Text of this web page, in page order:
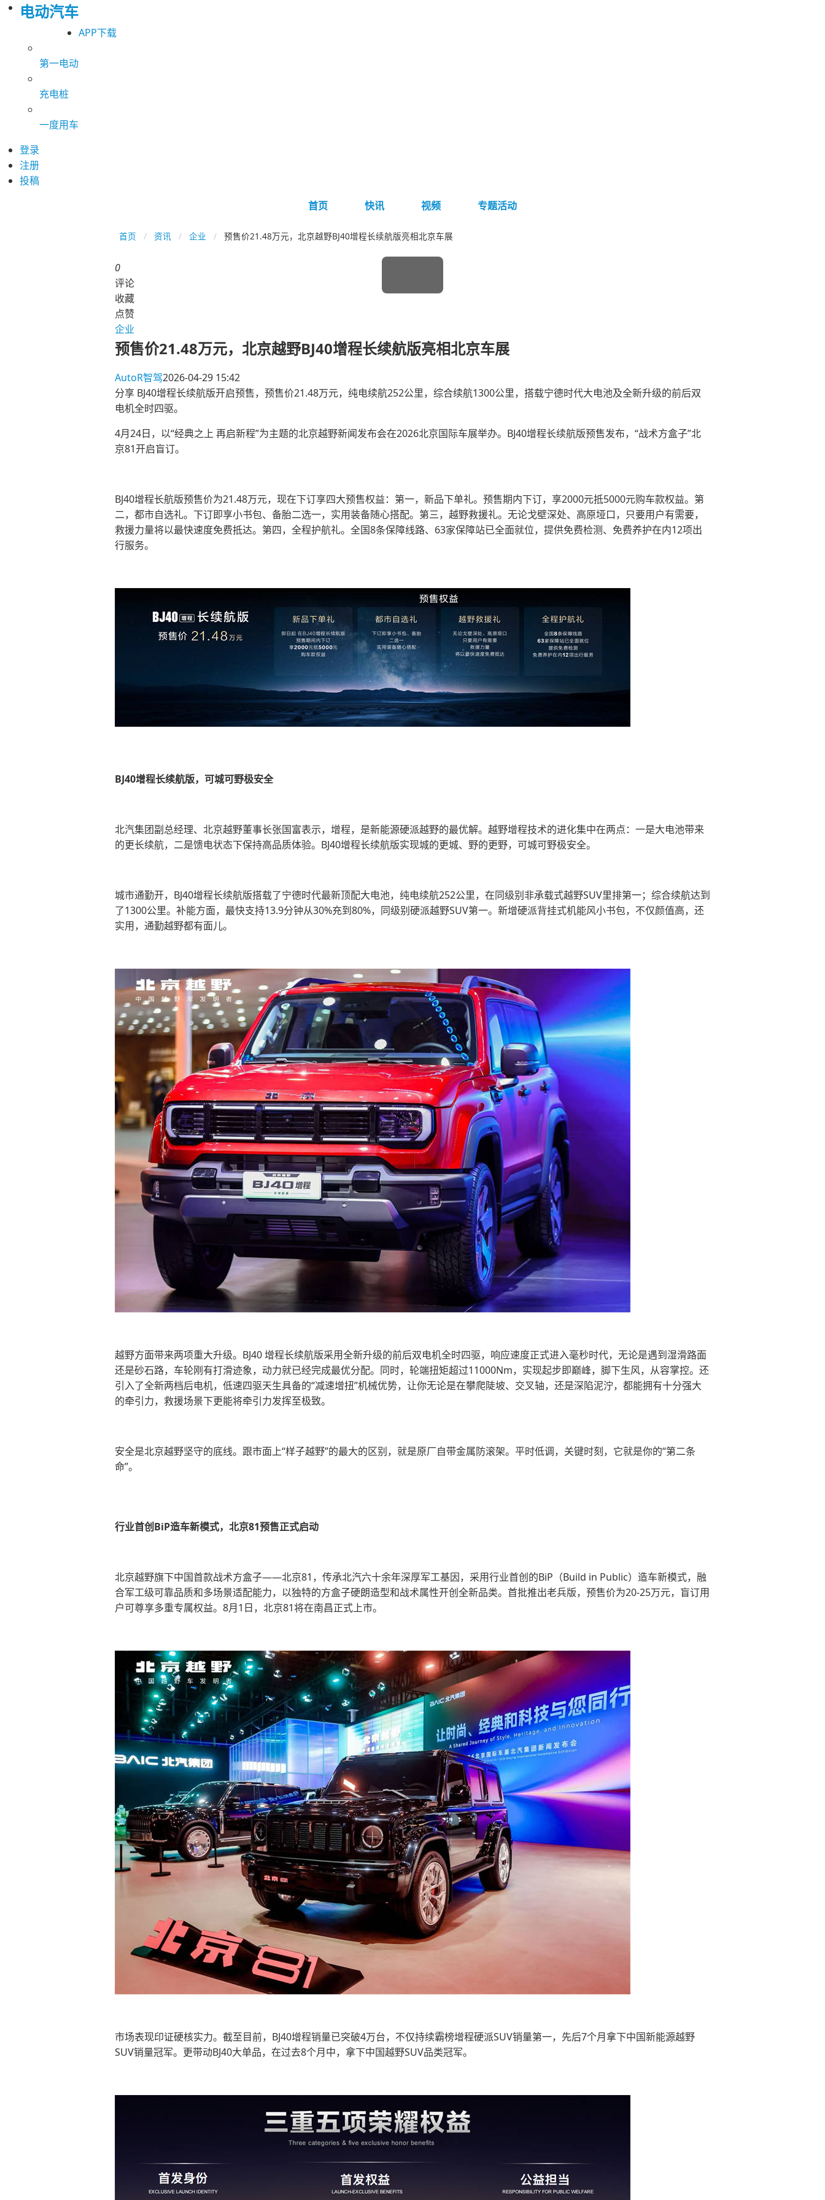
电动汽车
APP下载
第一电动
充电桩
一度用车
登录
注册
投稿
首页
快讯 视频 专题活动
首页 资讯 企业 预售价21.48万元，北京越野BJ40增程长续航版亮相北京车展
0
评论
收藏
点赞
企业
预售价21.48万元，北京越野BJ40增程长续航版亮相北京车展
AutoR智驾2026-04-29 15:42
分享 BJ40增程长续航版开启预售，预售价21.48万元，纯电续航252公里，综合续航1300公里，搭载宁德时代大电池及全新升级的前后双
电机全时四驱。
4月24日，以“经典之上 再启新程”为主题的北京越野新闻发布会在2026北京国际车展举办。BJ40增程长续航版预售发布，“战术方盒子”北
京81开启盲订。
BJ40增程长航版预售价为21.48万元，现在下订享四大预售权益：第一，新品下单礼。预售期内下订，享2000元抵5000元购车款权益。第
二，都市自选礼。下订即享小书包、备胎二选一，实用装备随心搭配。第三，越野救援礼。无论戈壁深处、高原垭口，只要用户有需要，
救援力量将以最快速度免费抵达。第四，全程护航礼。全国8条保障线路、63家保障站已全面就位，提供免费检测、免费养护在内12项出
行服务。
BJ40增程长续航版，可城可野极安全
北汽集团副总经理、北京越野董事长张国富表示，增程，是新能源硬派越野的最优解。越野增程技术的进化集中在两点：一是大电池带来
的更长续航，二是馈电状态下保持高品质体验。BJ40增程长续航版实现城的更城、野的更野，可城可野极安全。
城市通勤开，BJ40增程长续航版搭载了宁德时代最新顶配大电池，纯电续航252公里，在同级别非承载式越野SUV里排第一；综合续航达到
了1300公里。补能方面，最快支持13.9分钟从30%充到80%，同级别硬派越野SUV第一。新增硬派背挂式机能风小书包，不仅颜值高，还
实用，通勤越野都有面儿。
越野方面带来两项重大升级。BJ40 增程长续航版采用全新升级的前后双电机全时四驱，响应速度正式进入毫秒时代，无论是遇到湿滑路面
还是砂石路，车轮刚有打滑迹象，动力就已经完成最优分配。同时，轮端扭矩超过11000Nm，实现起步即巅峰，脚下生风，从容掌控。还
引入了全新两档后电机，低速四驱天生具备的“减速增扭”机械优势，让你无论是在攀爬陡坡、交叉轴，还是深陷泥泞，都能拥有十分强大
的牵引力，救援场景下更能将牵引力发挥至极致。
安全是北京越野坚守的底线。跟市面上“样子越野”的最大的区别，就是原厂自带金属防滚架。平时低调，关键时刻，它就是你的“第二条
命”。
行业首创BiP造车新模式，北京81预售正式启动
北京越野旗下中国首款战术方盒子——北京81，传承北汽六十余年深厚军工基因，采用行业首创的BiP（Build in Public）造车新模式，融
合军工级可靠品质和多场景适配能力，以独特的方盒子硬朗造型和战术属性开创全新品类。首批推出老兵版，预售价为20-25万元，盲订用
户可尊享多重专属权益。8月1日，北京81将在南昌正式上市。
市场表现印证硬核实力。截至目前，BJ40增程销量已突破4万台，不仅持续霸榜增程硬派SUV销量第一，先后7个月拿下中国新能源越野
SUV销量冠军。更带动BJ40大单品，在过去8个月中，拿下中国越野SUV品类冠军。